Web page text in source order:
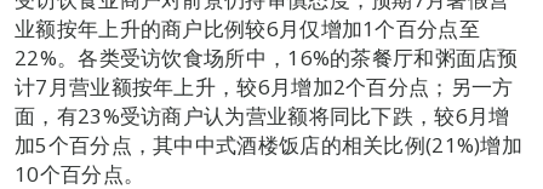
业额按年上升的商户比例较6月仅增加1个百分点至
22%。各类受访饮食场所中，16%的茶餐厅和粥面店预
计7月营业额按年上升，较6月增加2个百分点；另一方
面，有23%受访商户认为营业额将同比下跌，较6月增
加5个百分点，其中中式酒楼饭店的相关比例(21%)增加
10个百分点。